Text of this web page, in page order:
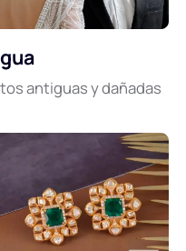
antiguas y dañadas